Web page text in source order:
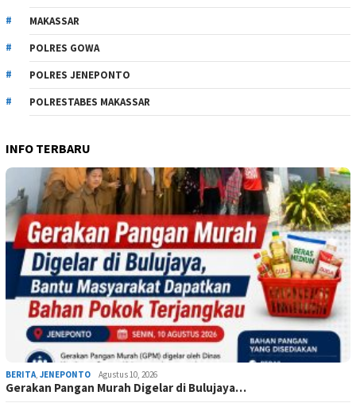
MAKASSAR
POLRES GOWA
POLRES JENEPONTO
POLRESTABES MAKASSAR
INFO TERBARU
BERITA JENEPONTO Agustus 10, 2026
Gerakan Pangan Murah Digelar di Bulujaya…